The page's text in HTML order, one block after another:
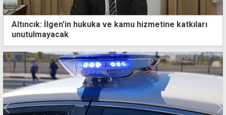
Altıncık: İlgen'in hukuka ve kamu hizmetine katkıları
unutulmayacak